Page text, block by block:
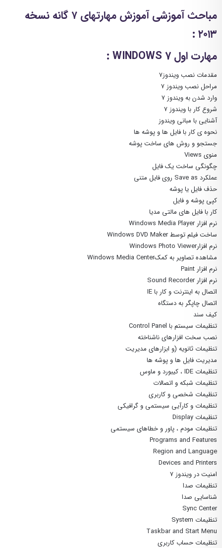
مباحث آموزشی آموزش مهارتهای ۷ گانه نسخه
۲۰۱۳ :
مهارت اول WINDOWS 7 :
مقدمات نصب ویندوز۷
مراحل نصب ویندوز ۷
وارد شدن به ویندوز ۷
شروع کار با ویندوز ۷
آشنایی با مبانی ویندوز
نحوه ی کار با فایل ها و پوشه ها
جستجو و روش های ساخت پوشه
منوی Views
چگونگی ساخت یک فایل
عملکرد Save as روی فایل متنی
حذف فایل یا پوشه
کپی پوشه و فایل
کار با فایل های مالتی مدیا
نرم افزار Windows Media Player
ساخت فیلم توسط Windows DVD Maker
نرم افزارWindows Photo Viewer
مشاهده تصاویر به کمکWindows Media Center
نرم افزار Paint
نرم افزار Sound Recorder
اتصال به اینترنت و کار با IE
اتصال چاپگر به دستگاه
کیف سند
تنظیمات سیستم با Control Panel
نصب سخت افزارهای ناشناخته
تنظیمات ثانویه (و ابزارهای مدیریت
مدیریت فایل ها و پوشه ها
تنظیمات IDE ، کیبورد و ماوس
تنظیمات شبکه و اتصالات
تنظیمات شخصی و کاربری
تنظیمات و کارآیی سیستمی و گرافیکی
تنظیمات Display
تنظیمات مودم ، پاور و خطاهای سیستمی
Programs and Features
Region and Language
Devices and Printers
امنیت در ویندوز ۷
تنظیمات صدا
شناسایی صدا
Sync Center
تنظیمات System
Taskbar and Start Menu
تنظیمات حساب کاربری